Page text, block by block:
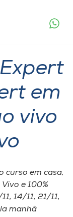
em
vivo
curso em casa,
e 100%
14/11, 21/11,
manhã